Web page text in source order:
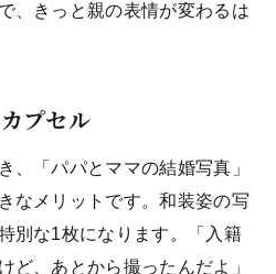
、きっと親の表情が変わるは
プセル
、「パパとママの結婚写真」
なメリットです。和装姿の写
別な1枚になります。「入籍
ど、あとから撮ったんだよ」